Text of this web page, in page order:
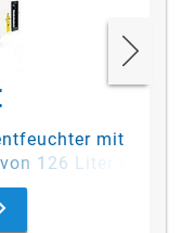
mit
126 Liter /
rF